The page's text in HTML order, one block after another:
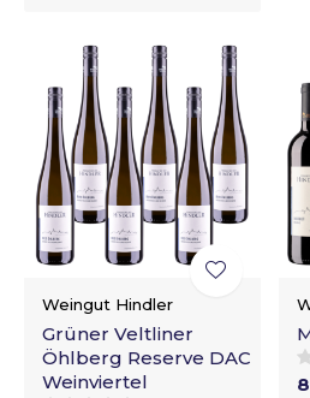
Weingut Hindler
Grüner Veltliner
Öhlberg Reserve DAC
Weinviertel